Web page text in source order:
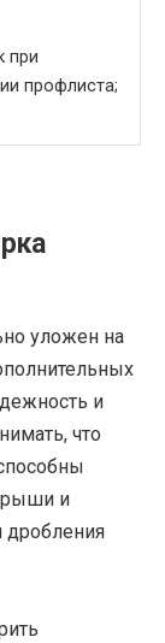
при
профлиста;
уложен на
и
что
и
дробления